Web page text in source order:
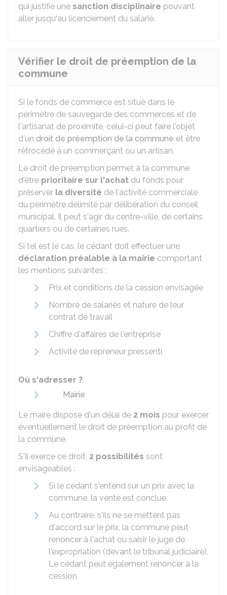
qui justifie une sanction disciplinaire pouvant
aller jusqu'au licenciement du salarié.
Vérifier le droit de préemption de la
commune
Si le fonds de commerce est situé dans le
périmètre de sauvegarde des commerces et de
l'artisanat de proximité, celui-ci peut faire l'objet
d'un droit de préemption de la commune et être
rétrocédé à un commerçant ou un artisan.
Le droit de préemption permet à la commune
d'être prioritaire sur l'achat du fonds pour
préserver la diversité de l'activité commerciale
du périmètre délimité par délibération du conseil
municipal. Il peut s'agir du centre-ville, de certains
quartiers ou de certaines rues.
Si tel est le cas, le cédant doit effectuer une
déclaration préalable à la mairie comportant
les mentions suivantes :
Prix et conditions de la cession envisagée
Nombre de salariés et nature de leur
contrat de travail
Chiffre d'affaires de l'entreprise
Activité de repreneur pressenti
Où s'adresser ?
Mairie
Le maire dispose d'un délai de 2 mois pour exercer
éventuellement le droit de préemption au profit de
la commune.
S'il exerce ce droit, 2 possibilités sont
envisageables :
Si le cédant s'entend sur un prix avec la
commune, la vente est conclue.
Au contraire, s'ils ne se mettent pas
d'accord sur le prix, la commune peut
renoncer à l'achat ou saisir le juge de
l'expropriation (devant le tribunal judiciaire).
Le cédant peut également renoncer à la
cession.